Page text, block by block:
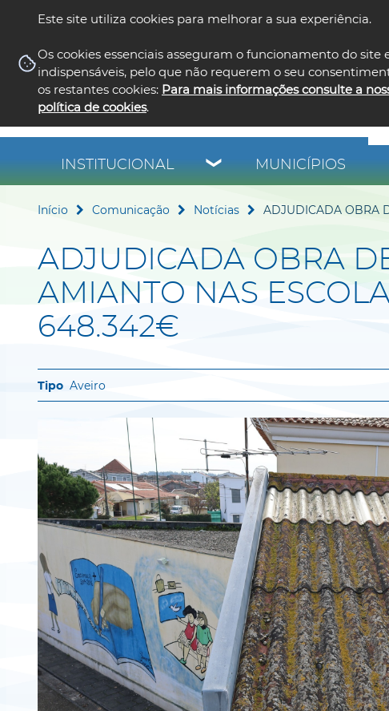
Este site utiliza cookies para melhorar a sua experiência.
Os cookies essenciais asseguram o funcionamento do site
indispensáveis, pelo que não requerem o seu
os restantes cookies: Para mais informações consulte a
política de cookies.
INSTITUCIONAL MUNICÍPIOS
Início Comunicação Notícias ADJUDICADA OBRA
ADJUDICADA OBRA
AMIANTO NAS
648.342€
Aveiro